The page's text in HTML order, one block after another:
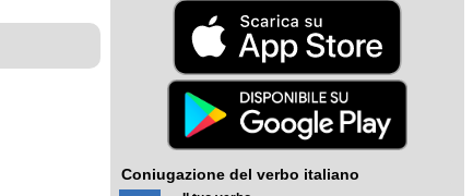
Coniugazione del verbo italiano